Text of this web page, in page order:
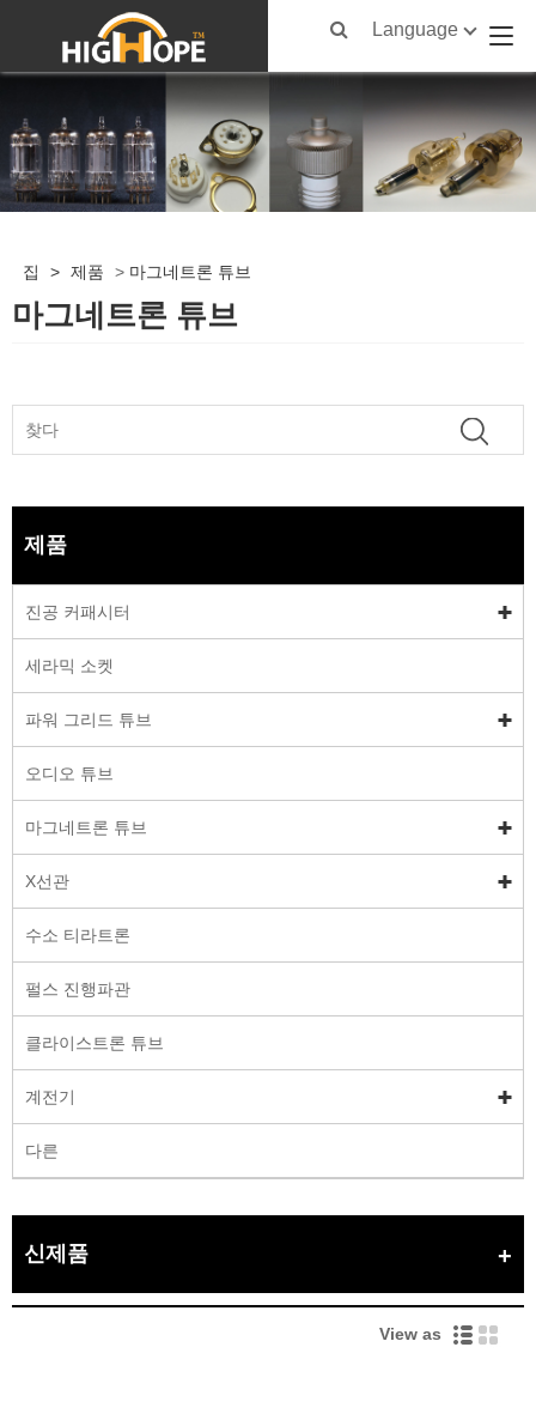
Language
집 > 제품 > 마그네트론 튜브
마그네트론 튜브
제품
진공 커패시터
세라믹 소켓
파워 그리드 튜브
오디오 튜브
마그네트론 튜브
X선관
수소 티라트론
펄스 진행파관
클라이스트론 튜브
계전기
다른
신제품
View as